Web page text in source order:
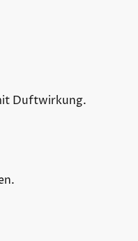
Duftwirkung.